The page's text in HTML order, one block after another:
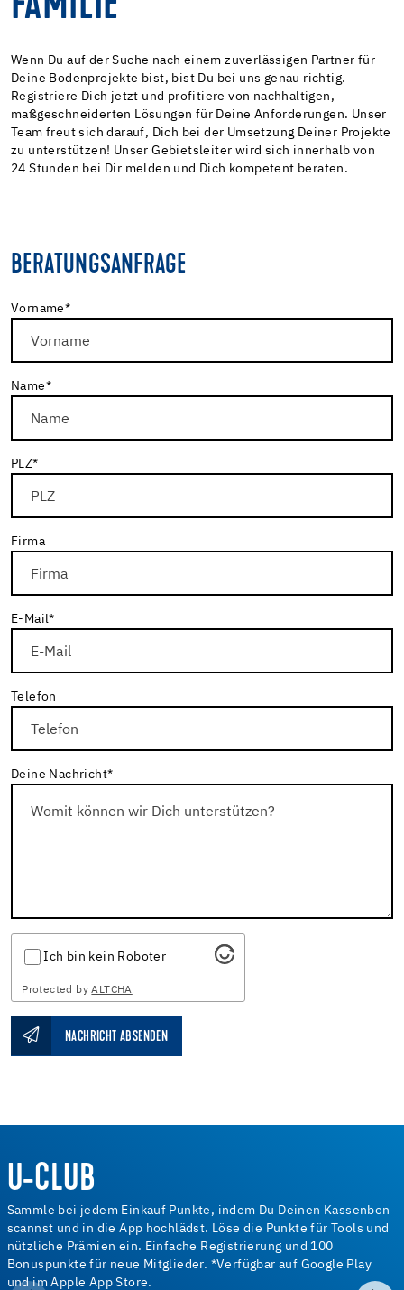
Wenn Du auf der Suche nach einem zuverlässigen Partner für
Deine Bodenprojekte bist, bist Du bei uns genau richtig.
Registriere Dich jetzt und profitiere von nachhaltigen,
maßgeschneiderten Lösungen für Deine Anforderungen. Unser
Team freut sich darauf, Dich bei der Umsetzung Deiner Projekte
zu unterstützen! Unser Gebietsleiter wird sich innerhalb von
24 Stunden bei Dir melden und Dich kompetent beraten.
BERATUNGSANFRAGE
Vorname*
Name*
PLZ*
Firma
E-Mail*
Telefon
Deine Nachricht*
Ich bin kein Roboter
Protected byALTCHA
NACHRICHT ABSENDEN
U-CLUB
Sammle bei jedem Einkauf Punkte, indem Du Deinen Kassenbon
scannst und in die App hochlädst. Löse die Punkte für Tools und
nützliche Prämien ein. Einfache Registrierung und 100
Bonuspunkte für neue Mitglieder. *Verfügbar auf Google Play
und im Apple App Store.